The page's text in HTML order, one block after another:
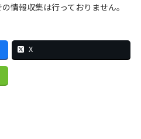
情報収集は行っておりません。
X